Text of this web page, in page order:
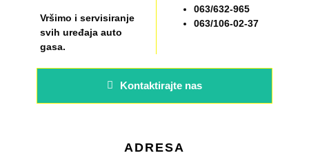
Vršimo i servisiranje
svih uređaja auto
gasa.
063/632-965
063/106-02-37
Kontaktirajte nas
ADRESA